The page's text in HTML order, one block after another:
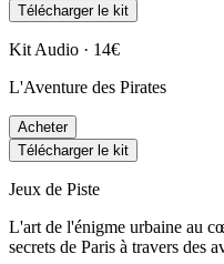
Télécharger le kit
Kit Audio · 14€
L'Aventure des Pirates
Acheter
Télécharger le kit
Jeux de Piste
L'art de l'énigme urbaine au
secrets de Paris à travers des